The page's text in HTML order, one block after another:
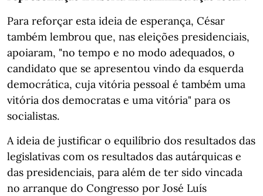
Para reforçar esta ideia de esperança, César
também lembrou que, nas eleições presidenciais,
apoiaram, "no tempo e no modo adequados, o
candidato que se apresentou vindo da esquerda
democrática, cuja vitória pessoal é também uma
vitória dos democratas e uma vitória" para os
socialistas.
A ideia de justificar o equilíbrio dos resultados das
legislativas com os resultados das autárquicas e
das presidenciais, para além de ter sido vincada
no arranque do Congresso por José Luís